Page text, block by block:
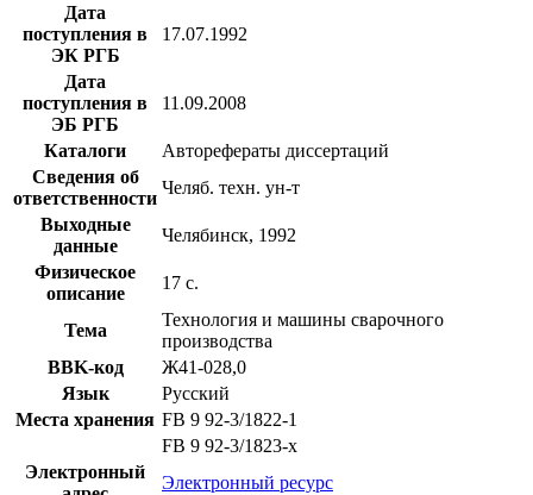
Дата
поступления в
ЭК РГБ
17.07.1992
Дата
поступления в
ЭБ РГБ
11.09.2008
Каталоги
Авторефераты диссертаций
Сведения об
ответственности
Челяб. техн. ун-т
Выходные
данные
Челябинск, 1992
Физическое
описание
17 с.
Тема
Технология и машины сварочного
производства
BBK-код
Ж41-028,0
Язык
Русский
Места хранения FB 9 92-3/1822-1
FB 9 92-3/1823-x
Электронный
Электронный ресурс